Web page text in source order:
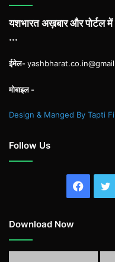
यशभारत अख़बार और पोर्टल में
...
ईमेल-
मोबाइल -
Design & Manged By Tapti
Follow Us
Download Now